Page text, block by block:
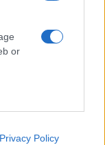
or
Privacy Policy